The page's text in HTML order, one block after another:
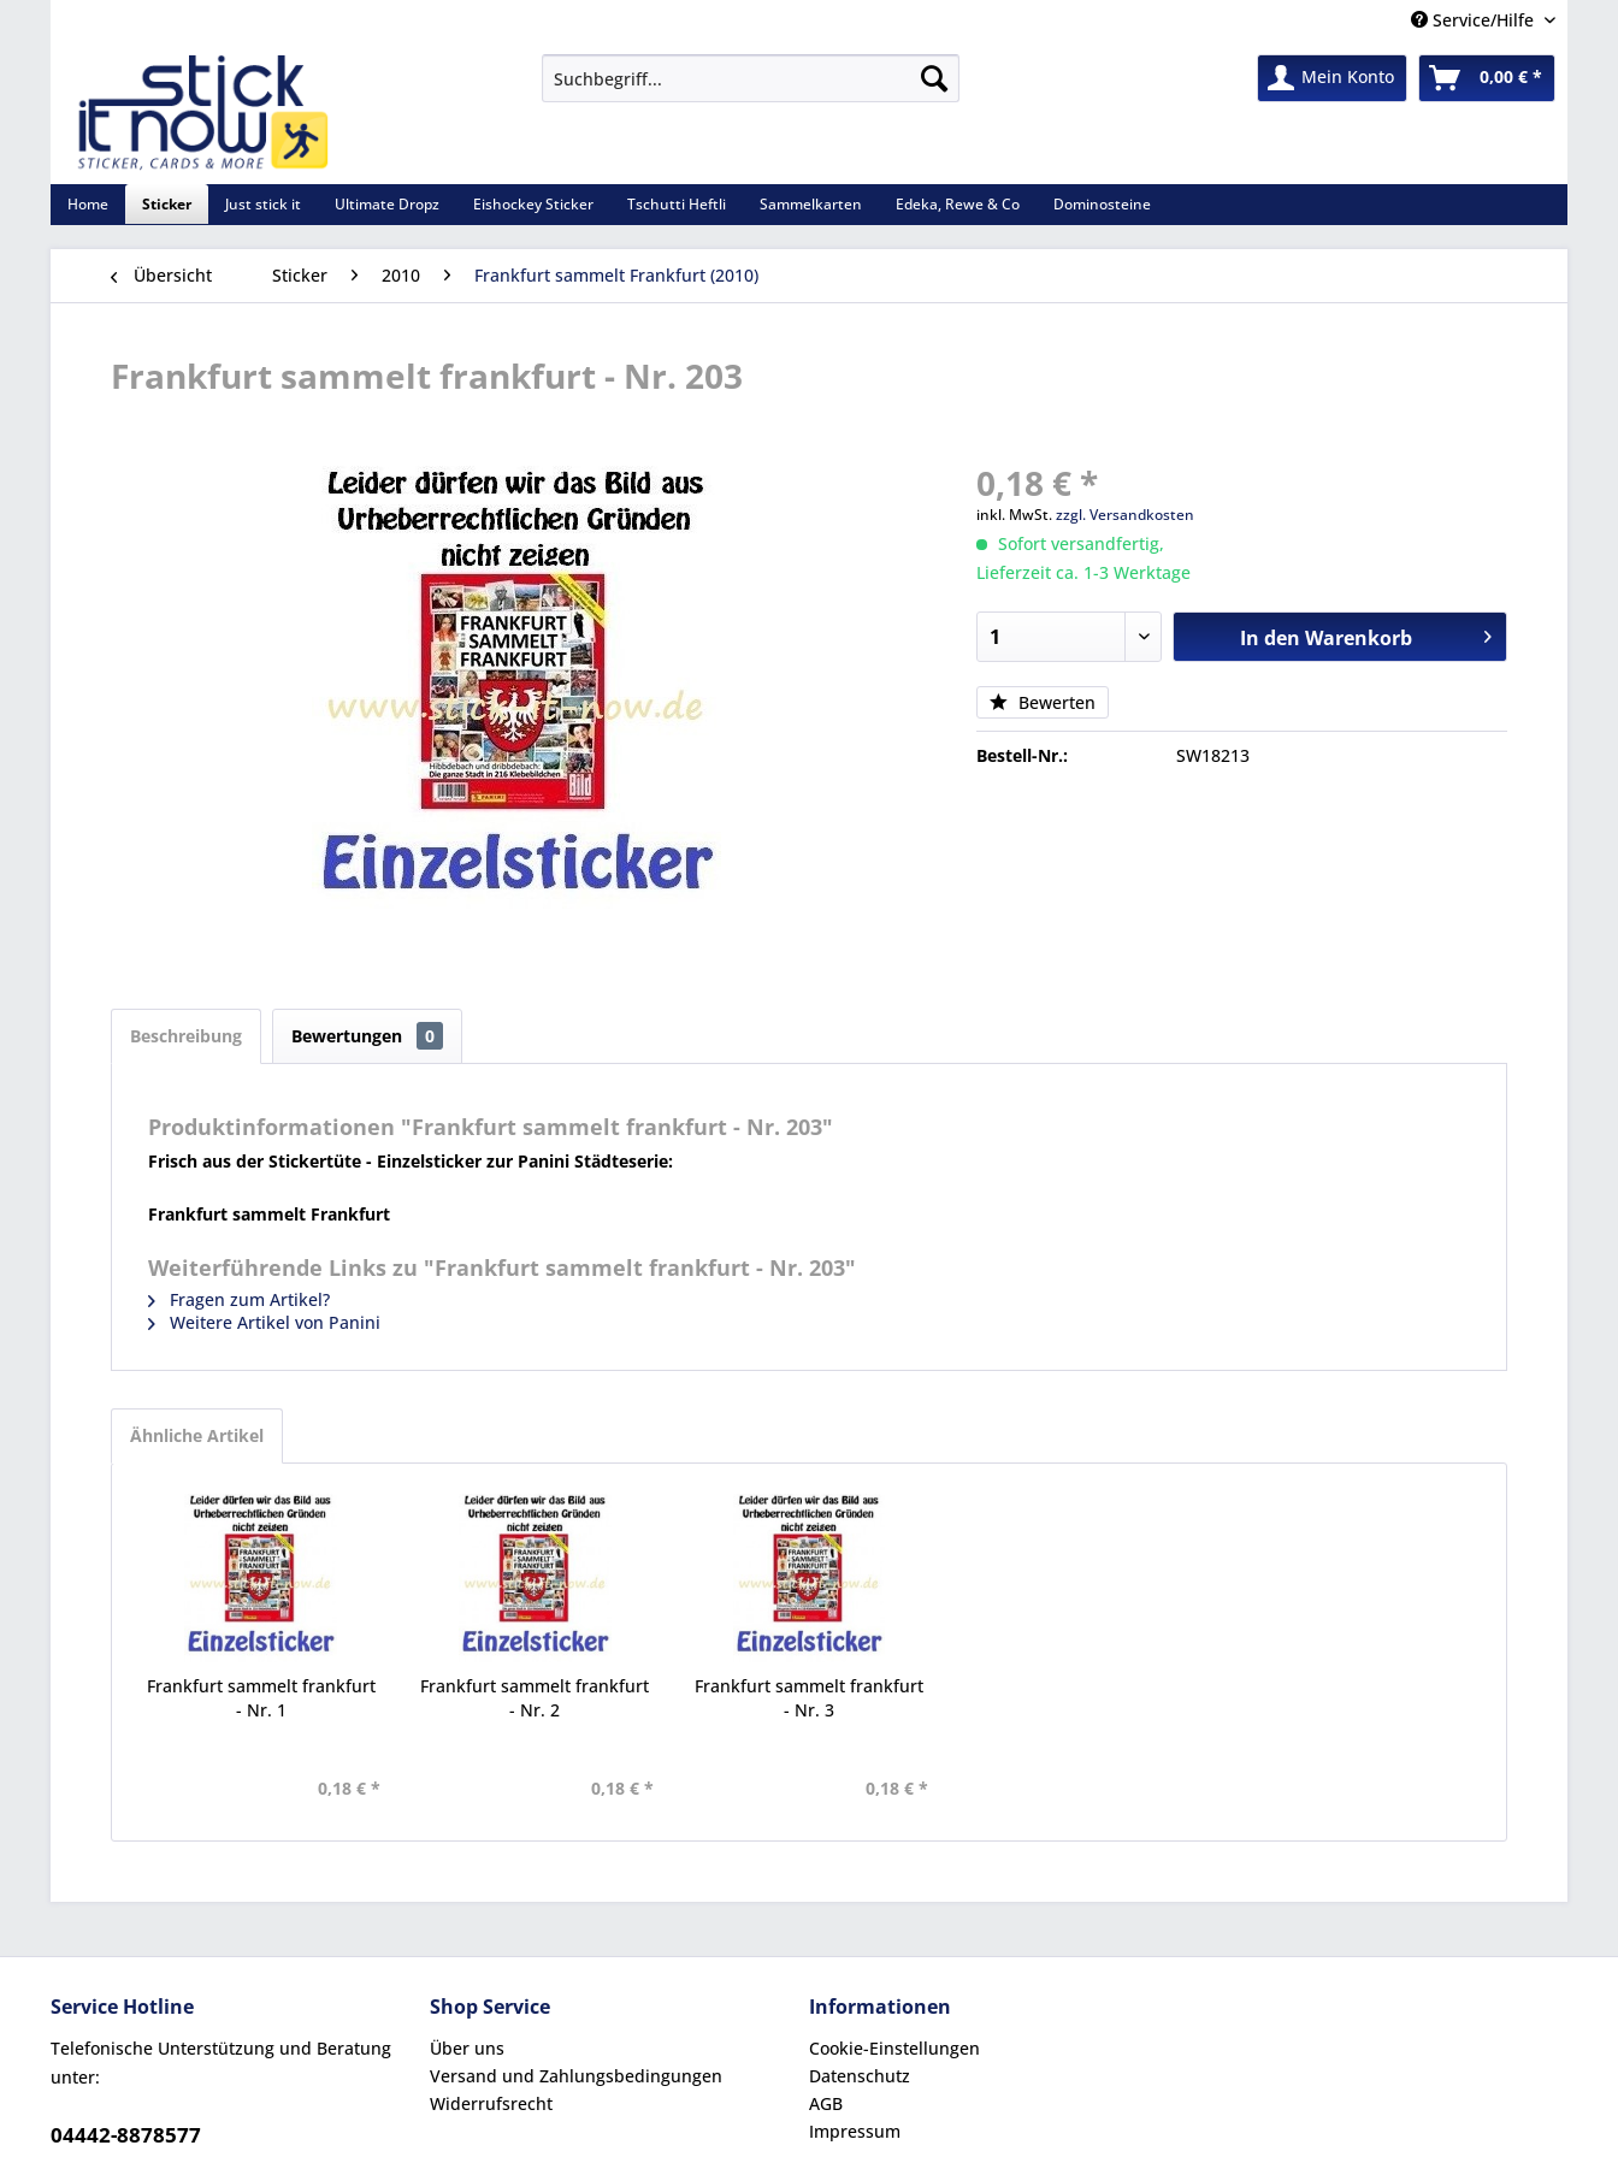
Service/Hilfe
Mein Konto 0,00 € *
Home Sticker Just stick it Ultimate Dropz Eishockey Sticker Tschutti Heftli Sammelkarten Edeka, Rewe & Co Dominosteine
Übersicht Sticker 2010 Frankfurt sammelt Frankfurt (2010)
Frankfurt sammelt frankfurt - Nr. 203
0,18 € *
inkl. MwSt.zzgl. Versandkosten
Sofort versandfertig,
Lieferzeit ca. 1-3 Werktage
In den Warenkorb
Bewerten
Bestell-Nr.: SW18213
Beschreibung Bewertungen 0
Produktinformationen "Frankfurt sammelt frankfurt - Nr. 203"
Frisch aus der Stickertüte - Einzelsticker zur Panini Städteserie:
Frankfurt sammelt Frankfurt
Weiterführende Links zu "Frankfurt sammelt frankfurt - Nr. 203"
Fragen zum Artikel?
Weitere Artikel von Panini
Ähnliche Artikel
Frankfurt sammelt frankfurt
- Nr. 1
0,18 € *
Frankfurt sammelt frankfurt
- Nr. 2
0,18 € *
Frankfurt sammelt frankfurt
- Nr. 3
0,18 € *
Service Hotline
Telefonische Unterstützung und Beratung
unter:
04442-8878577
Shop Service
Über uns
Versand und Zahlungsbedingungen
Widerrufsrecht
Informationen
Cookie-Einstellungen
Datenschutz
AGB
Impressum